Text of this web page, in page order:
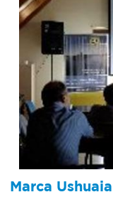
Marca